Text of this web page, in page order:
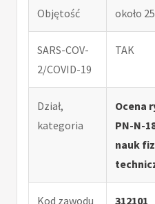
Objętość około
SARS-COV-
2/COVID-19
TAK
Dział,
kategoria
Ocena
PN-N-
nauk
Kod zawodu 312101